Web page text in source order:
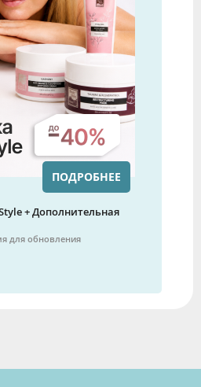
+ Дополнительная
для обновления
ПОДРОБНЕЕ